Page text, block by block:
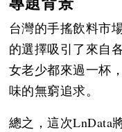
台灣的手搖飲料市
的選擇吸引了來自
女老少都來過一杯
味的無窮追求。
總之，這次LnData